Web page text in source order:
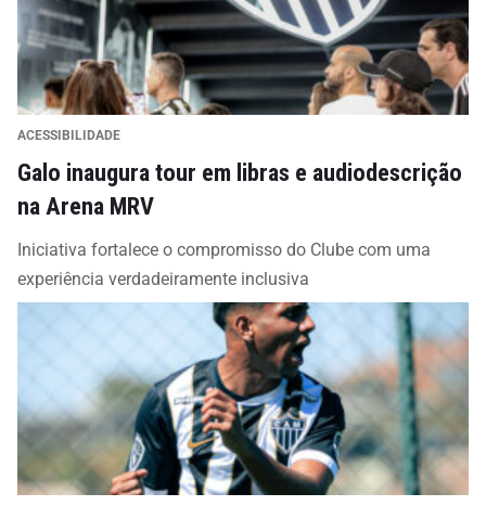
ACESSIBILIDADE
Galo inaugura tour em libras e audiodescrição
na Arena MRV
Iniciativa fortalece o compromisso do Clube com uma
experiência verdadeiramente inclusiva